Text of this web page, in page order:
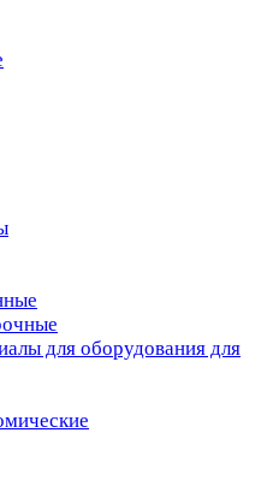
для оборудования для